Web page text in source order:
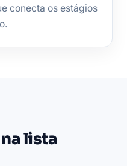
conecta os estágios
lista